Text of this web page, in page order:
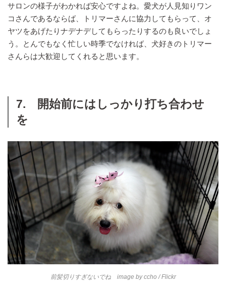
サロンの様子がわかれば安心ですよね。愛犬が人見知りワン
コさんであるならば、トリマーさんに協力してもらって、オ
ヤツをあげたりナデナデしてもらったりするのも良いでしょ
う。とんでもなく忙しい時季でなければ、犬好きのトリマー
さんらは大歓迎してくれると思います。
7. 開始前にはしっかり打ち合わせ
を
前髪切りすぎないでね image byccho/ Flickr